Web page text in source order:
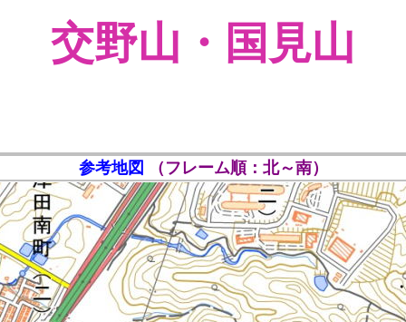
交野山・国見山
参考地図 （フレーム順：北～南）